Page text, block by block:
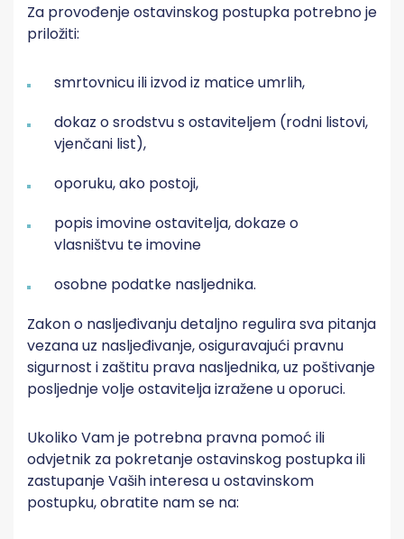
Za provođenje ostavinskog postupka potrebno je
priložiti:
smrtovnicu ili izvod iz matice umrlih,
dokaz o srodstvu s ostaviteljem (rodni listovi,
vjenčani list),
oporuku, ako postoji,
popis imovine ostavitelja, dokaze o
vlasništvu te imovine
osobne podatke nasljednika.
Zakon o nasljeđivanju detaljno regulira sva pitanja
vezana uz nasljeđivanje, osiguravajući pravnu
sigurnost i zaštitu prava nasljednika, uz poštivanje
posljednje volje ostavitelja izražene u oporuci.
Ukoliko Vam je potrebna pravna pomoć ili
odvjetnik za pokretanje ostavinskog postupka ili
zastupanje Vaših interesa u ostavinskom
postupku, obratite nam se na: